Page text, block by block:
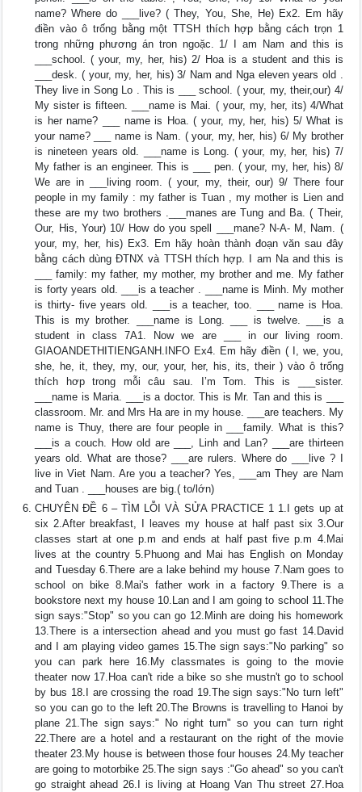
name? Where do ___live? ( They, You, She, He) Ex2. Em hãy
điền vào ô trống bằng một TTSH thích hợp bằng cách trọn 1
trong những phương án tron ngoặc. 1/ I am Nam and this is
___school. ( your, my, her, his) 2/ Hoa is a student and this is
___desk. ( your, my, her, his) 3/ Nam and Nga eleven years old .
They live in Song Lo . This is ___ school. ( your, my, their,our) 4/
My sister is fifteen. ___name is Mai. ( your, my, her, its) 4/What
is her name? ___ name is Hoa. ( your, my, her, his) 5/ What is
your name? ___ name is Nam. ( your, my, her, his) 6/ My brother
is nineteen years old. ___name is Long. ( your, my, her, his) 7/
My father is an engineer. This is ___ pen. ( your, my, her, his) 8/
We are in ___living room. ( your, my, their, our) 9/ There four
people in my family : my father is Tuan , my mother is Lien and
these are my two brothers .___manes are Tung and Ba. ( Their,
Our, His, Your) 10/ How do you spell ___mane? N-A- M, Nam. (
your, my, her, his) Ex3. Em hãy hoàn thành đoạn văn sau đây
bằng cách dùng ĐTNX và TTSH thích hợp. I am Na and this is
___ family: my father, my mother, my brother and me. My father
is forty years old. ___is a teacher . ___name is Minh. My mother
is thirty- five years old. ___is a teacher, too. ___ name is Hoa.
This is my brother. ___name is Long. ___ is twelve. ___is a
student in class 7A1. Now we are ___ in our living room.
GIAOANDETHITIENGANH.INFO Ex4. Em hãy điền ( I, we, you,
she, he, it, they, my, our, your, her, his, its, their ) vào ô trống
thích hơp trong mỗi câu sau. I’m Tom. This is ___sister.
___name is Maria. ___is a doctor. This is Mr. Tan and this is ___
classroom. Mr. and Mrs Ha are in my house. ___are teachers. My
name is Thuy, there are four people in ___family. What is this?
___is a couch. How old are ___, Linh and Lan? ___are thirteen
years old. What are those? ___are rulers. Where do ___live ? I
live in Viet Nam. Are you a teacher? Yes, ___am They are Nam
and Tuan . ___houses are big.( to/lớn)
CHUYÊN ĐỀ 6 – TÌM LỖI VÀ SỬA PRACTICE 1 1.I gets up at
six 2.After breakfast, I leaves my house at half past six 3.Our
classes start at one p.m and ends at half past five p.m 4.Mai
lives at the country 5.Phuong and Mai has English on Monday
and Tuesday 6.There are a lake behind my house 7.Nam goes to
school on bike 8.Mai's father work in a factory 9.There is a
bookstore next my house 10.Lan and I am going to school 11.The
sign says:"Stop" so you can go 12.Minh are doing his homework
13.There is a intersection ahead and you must go fast 14.David
and I am playing video games 15.The sign says:"No parking" so
you can park here 16.My classmates is going to the movie
theater now 17.Hoa can't ride a bike so she mustn't go to school
by bus 18.I are crossing the road 19.The sign says:"No turn left"
so you can go to the left 20.The Browns is travelling to Hanoi by
plane 21.The sign says:" No right turn" so you can turn right
22.There are a hotel and a restaurant on the right of the movie
theater 23.My house is between those four houses 24.My teacher
are going to motorbike 25.The sign says :"Go ahead" so you can't
go straight ahead 26.I is living at Hoang Van Thu street 27.Hoa